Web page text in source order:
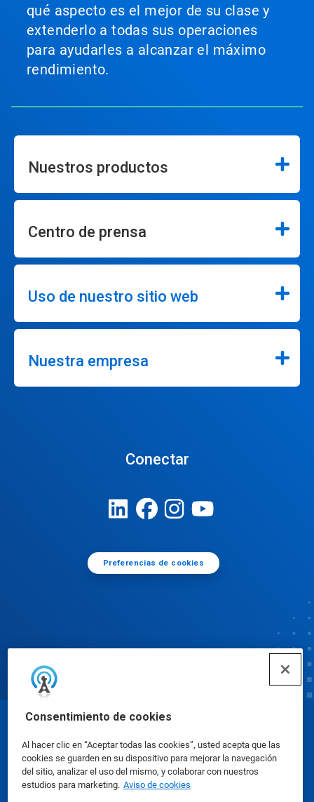
Consentimiento de cookies
Al hacer clic en “Aceptar todas las cookies”, usted acepta que las
cookies se guarden en su dispositivo para mejorar la navegación
del sitio, analizar el uso del mismo, y colaborar con nuestros
estudios para marketing. Aviso de cookies
qué aspecto es el mejor de su clase y
extenderlo a todas sus operaciones
para ayudarles a alcanzar el máximo
rendimiento.
Nuestros productos
Centro de prensa
Uso de nuestro sitio web
Nuestra empresa
Conectar
Preferencias de cookies
Hojas de datos de seguridad|Política de privacidad
|condiciones de uso